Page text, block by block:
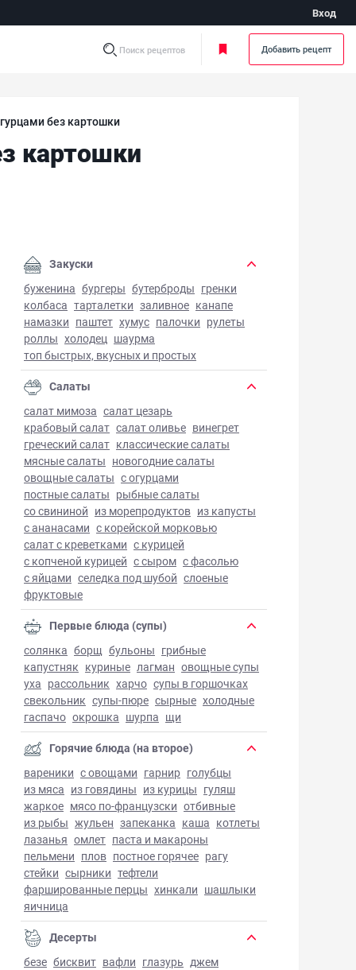
Вход
Поиск рецептов Добавить рецепт
без картошки
картошки
из свинины с солеными огурцами без картошки - фото
Закуски
буженина бургеры бутерброды гренки
колбаса тарталетки заливное канапе
намазки паштет хумус палочки рулеты
роллы холодец шаурма
топ быстрых, вкусных и простых
Салаты
салат мимоза салат цезарь
крабовый салат салат оливье винегрет
греческий салат классические салаты
мясные салаты новогодние салаты
овощные салаты с огурцами
постные салаты рыбные салаты
со свининой из морепродуктов из капусты
с ананасами с корейской морковью
салат с креветками с курицей
с копченой курицей с сыром с фасолью
с яйцами селедка под шубой слоеные
фруктовые
Первые блюда (супы)
солянка борщ бульоны грибные
капустняк куриные лагман овощные супы
уха рассольник харчо супы в горшочках
свекольник супы-пюре сырные холодные
гаспачо окрошка шурпа щи
Горячие блюда (на второе)
вареники с овощами гарнир голубцы
из мяса из говядины из курицы гуляш
жаркое мясо по-французски отбивные
из рыбы жульен запеканка каша котлеты
лазанья омлет паста и макароны
пельмени плов постное горячее рагу
стейки сырники тефтели
фаршированные перцы хинкали шашлыки
яичница
Десерты
безе бисквит вафли глазурь джем